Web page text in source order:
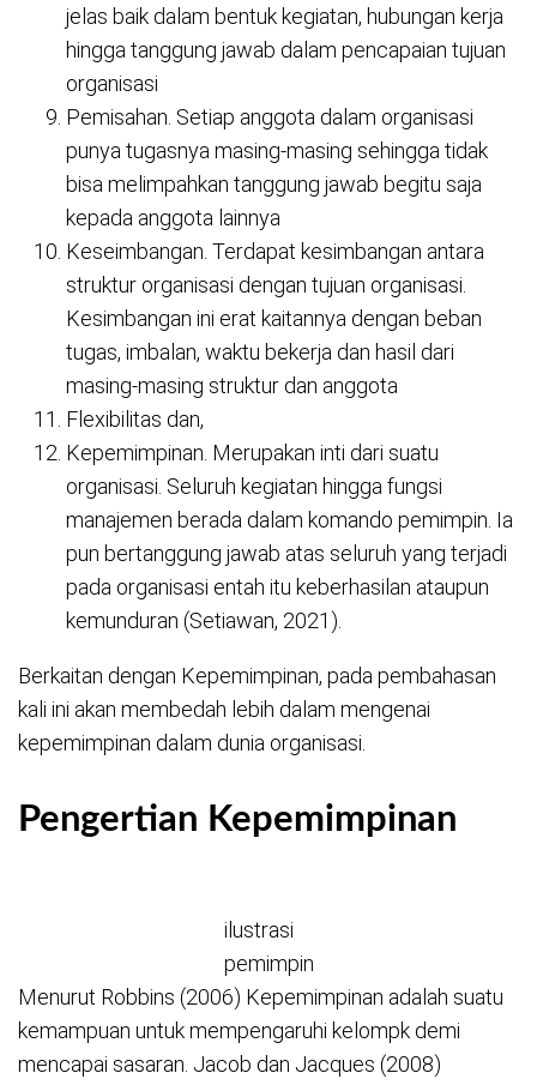
jelas baik dalam bentuk kegiatan, hubungan kerja
hingga tanggung jawab dalam pencapaian tujuan
organisasi
Pemisahan. Setiap anggota dalam organisasi
punya tugasnya masing-masing sehingga tidak
bisa melimpahkan tanggung jawab begitu saja
kepada anggota lainnya
Keseimbangan. Terdapat kesimbangan antara
struktur organisasi dengan tujuan organisasi.
Kesimbangan ini erat kaitannya dengan beban
tugas, imbalan, waktu bekerja dan hasil dari
masing-masing struktur dan anggota
Flexibilitas dan,
Kepemimpinan. Merupakan inti dari suatu
organisasi. Seluruh kegiatan hingga fungsi
manajemen berada dalam komando pemimpin. Ia
pun bertanggung jawab atas seluruh yang terjadi
pada organisasi entah itu keberhasilan ataupun
kemunduran (Setiawan, 2021).
Berkaitan dengan Kepemimpinan, pada pembahasan
kali ini akan membedah lebih dalam mengenai
kepemimpinan dalam dunia organisasi.
Pengertian Kepemimpinan
ilustrasi
pemimpin
Menurut Robbins (2006) Kepemimpinan adalah suatu
kemampuan untuk mempengaruhi kelompk demi
mencapai sasaran. Jacob dan Jacques (2008)